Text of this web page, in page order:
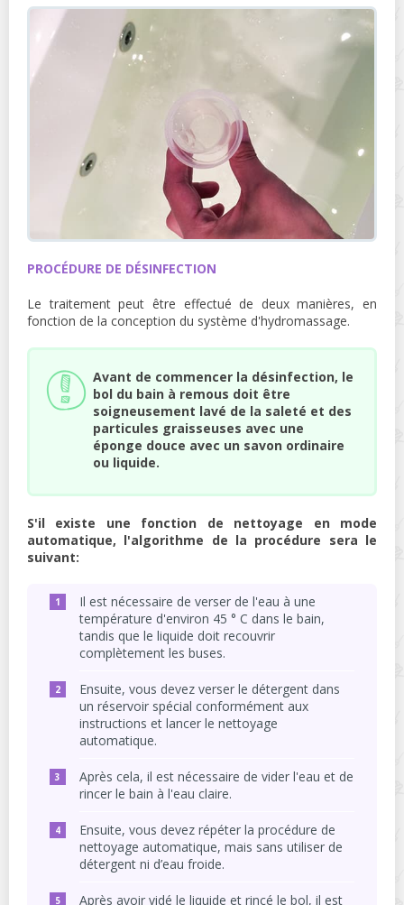
PROCÉDURE DE DÉSINFECTION
Le traitement peut être effectué de deux manières, en
fonction de la conception du système d'hydromassage.
Avant de commencer la désinfection, le
bol du bain à remous doit être
soigneusement lavé de la saleté et des
particules graisseuses avec une
éponge douce avec un savon ordinaire
ou liquide.
S'il existe une fonction de nettoyage en mode
automatique, l'algorithme de la procédure sera le
suivant:
Il est nécessaire de verser de l'eau à une
température d'environ 45 ° C dans le bain,
tandis que le liquide doit recouvrir
complètement les buses.
Ensuite, vous devez verser le détergent dans
un réservoir spécial conformément aux
instructions et lancer le nettoyage
automatique.
Après cela, il est nécessaire de vider l'eau et de
rincer le bain à l'eau claire.
Ensuite, vous devez répéter la procédure de
nettoyage automatique, mais sans utiliser de
détergent ni d’eau froide.
Après avoir vidé le liquide et rincé le bol, il est